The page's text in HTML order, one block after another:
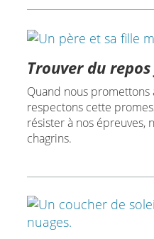
Trouver du
Quand nous promettons
respectons cette
résister à nos épreuves,
chagrins.